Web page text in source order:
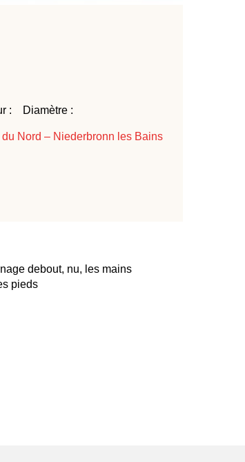
: Diamètre :
Nord – Niederbronn les Bains
debout, nu, les mains
pieds